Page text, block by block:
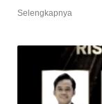
Selengkapnya